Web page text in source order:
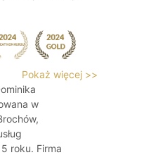
Pokaż więcej >>
w
roku. Firma